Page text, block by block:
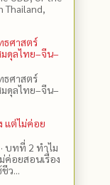
Thailand,
ธศาสตร์
ดุลไทย–จีน–
ธศาสตร์
ดุลไทย–จีน–
แต่ไม่ค่อย
บทที่ 2 ทำไม
ค่อยสอนเรื่อง
ว...